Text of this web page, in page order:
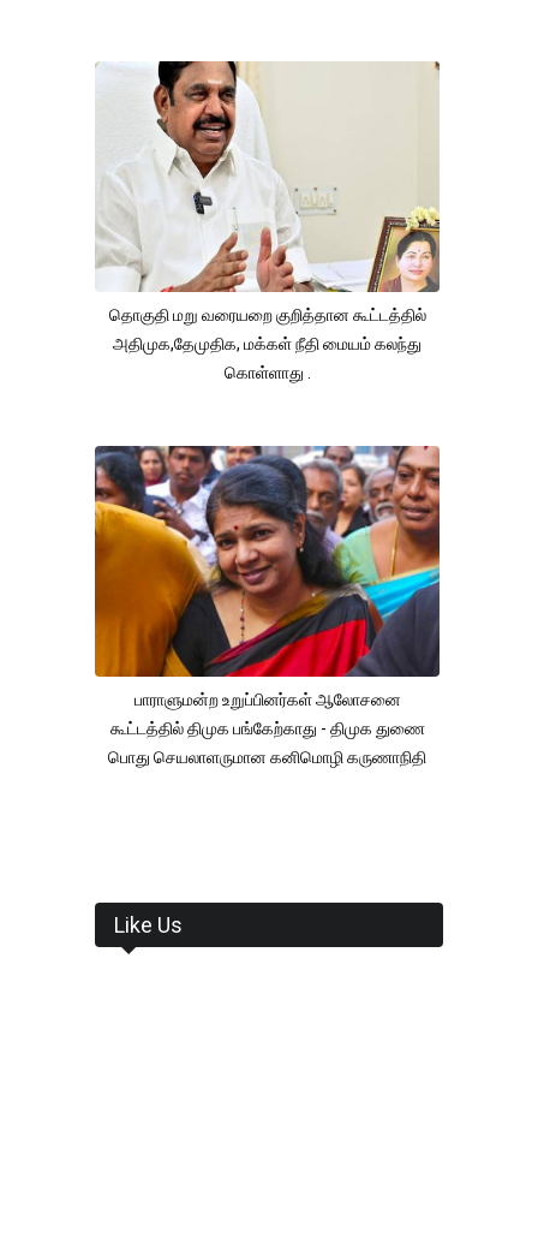
தொகுதி மறு வரையறை குறித்தான கூட்டத்தில்
அதிமுக,தேமுதிக, மக்கள் நீதி மையம் கலந்து
கொள்ளாது .
பாராளுமன்ற உறுப்பினர்கள் ஆலோசனை
கூட்டத்தில் திமுக பங்கேற்காது - திமுக துணை
பொது செயலாளருமான கனிமொழி கருணாநிதி
Like Us